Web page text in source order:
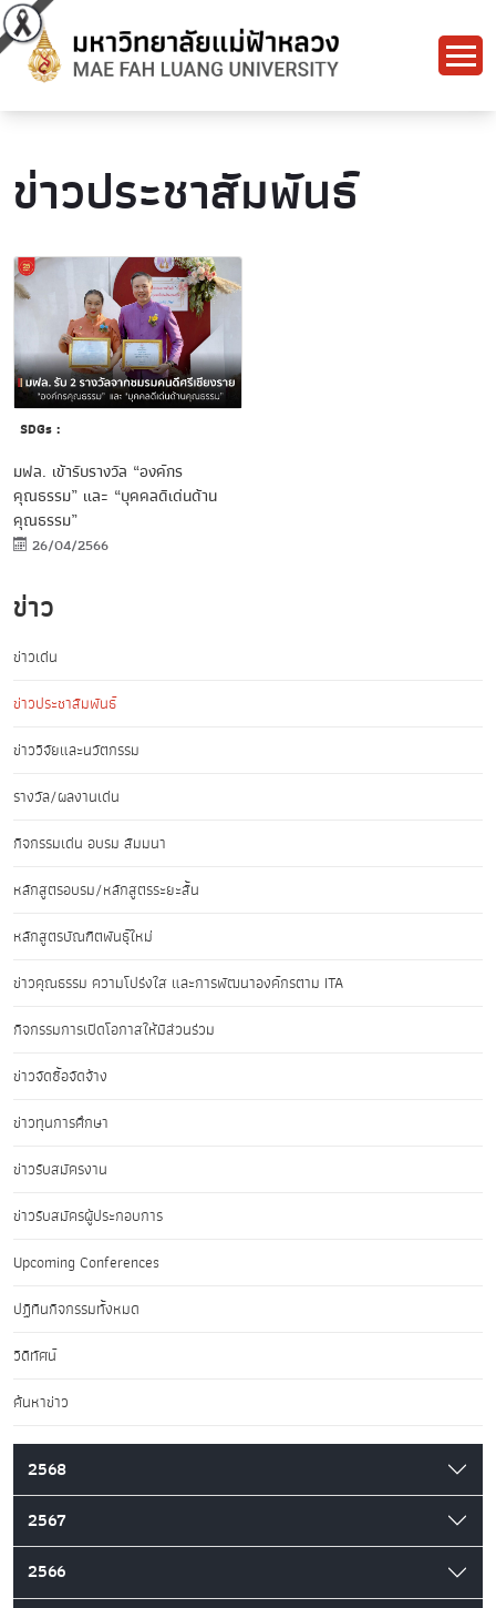
ข่าวประชาสัมพันธ์
SDGs :
มฟล. เข้ารับรางวัล “องค์กร
คุณธรรม” และ “บุคคลดีเด่นด้าน
คุณธรรม”
26/04/2566
ข่าว
ข่าวเด่น
ข่าวประชาสัมพันธ์
ข่าววิจัยและนวัตกรรม
รางวัล/ผลงานเด่น
กิจกรรมเด่น อบรม สัมมนา
หลักสูตรอบรม/หลักสูตรระยะสั้น
หลักสูตรบัณฑิตพันธุ์ใหม่
ข่าวคุณธรรม ความโปร่งใส และการพัฒนาองค์กรตาม ITA
กิจกรรมการเปิดโอกาสให้มีส่วนร่วม
ข่าวจัดซื้อจัดจ้าง
ข่าวทุนการศึกษา
ข่าวรับสมัครงาน
ข่าวรับสมัครผู้ประกอบการ
Upcoming Conferences
ปฏิทินกิจกรรมทั้งหมด
วิดีทัศน์
ค้นหาข่าว
2568
2567
2566